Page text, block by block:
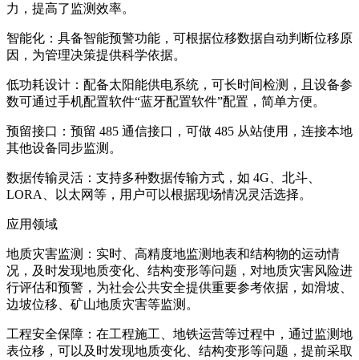
力，提高了监测效率。
智能化：具备智能预警功能，可根据位移数据自动判断位移原
因，为管理决策提供科学依据。
低功耗设计：配备太阳能供电系统，可长时间检测，且设备参
数可通过手机配置软件“蓝牙配置软件”配置，简单方便。
预留接口：预留 485 通信接口，可做 485 从站使用，连接本地
其他设备同步监测。
数据传输灵活：支持多种数据传输方式，如 4G、北斗、
LORA、以太网等，用户可以根据现场情况灵活选择。
应用领域
地质灾害监测：实时、高精度地监测地表和结构物的运动情
况，及时发现地质变化、结构变形等问题，对地质灾害风险进
行评估和预警，为社会公共安全提供重要参考依据，如滑坡、
边坡位移、矿山地质灾害等监测。
工程安全保障：在工程施工、地铁运营等过程中，通过监测地
表位移，可以及时发现地质变化、结构变形等问题，提前采取